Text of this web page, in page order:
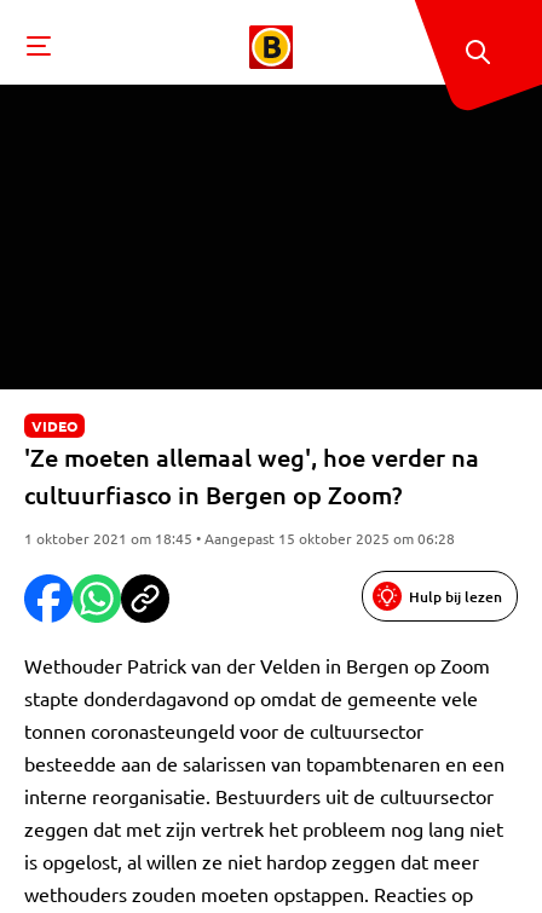
VIDEO
'Ze moeten allemaal weg', hoe verder na
cultuurfiasco in Bergen op Zoom?
1 oktober 2021 om 18:45 • Aangepast 15 oktober 2025 om 06:28
Hulp bij lezen
Wethouder Patrick van der Velden in Bergen op Zoom
stapte donderdagavond op omdat de gemeente vele
tonnen coronasteungeld voor de cultuursector
besteedde aan de salarissen van topambtenaren en een
interne reorganisatie. Bestuurders uit de cultuursector
zeggen dat met zijn vertrek het probleem nog lang niet
is opgelost, al willen ze niet hardop zeggen dat meer
wethouders zouden moeten opstappen. Reacties op